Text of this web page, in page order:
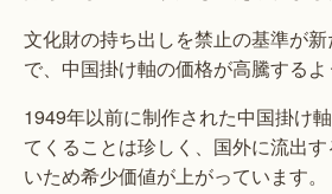
文化財の持ち出しを禁止の基準が
で、中国掛け軸の価格が高騰するよ
1949年以前に制作された中国掛け
てくることは珍しく、国外に流出
いため希少価値が上がっています。